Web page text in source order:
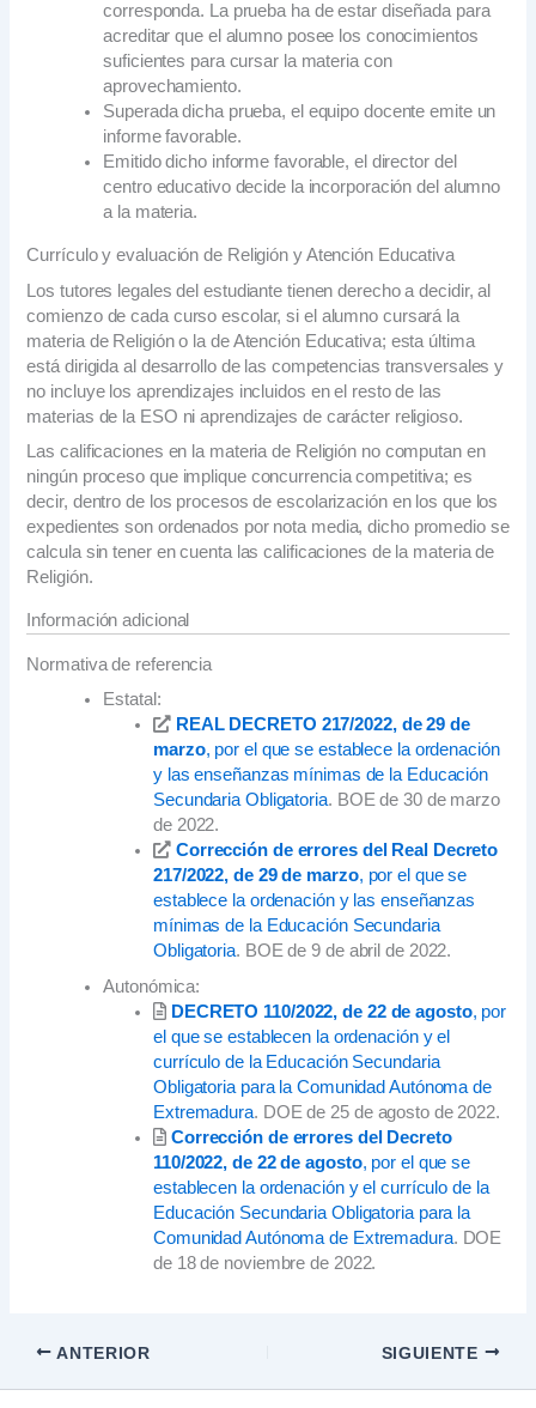
corresponda. La prueba ha de estar diseñada para
acreditar que el alumno posee los conocimientos
suficientes para cursar la materia con
aprovechamiento.
Superada dicha prueba, el equipo docente emite un
informe favorable.
Emitido dicho informe favorable, el director del
centro educativo decide la incorporación del alumno
a la materia.
Currículo y evaluación de Religión y Atención Educativa
Los tutores legales del estudiante tienen derecho a decidir, al
comienzo de cada curso escolar, si el alumno cursará la
materia de Religión o la de Atención Educativa; esta última
está dirigida al desarrollo de las competencias transversales y
no incluye los aprendizajes incluidos en el resto de las
materias de la ESO ni aprendizajes de carácter religioso.
Las calificaciones en la materia de Religión no computan en
ningún proceso que implique concurrencia competitiva; es
decir, dentro de los procesos de escolarización en los que los
expedientes son ordenados por nota media, dicho promedio se
calcula sin tener en cuenta las calificaciones de la materia de
Religión.
Información adicional
Normativa de referencia
Estatal:
REAL DECRETO 217/2022, de 29 de
marzo, por el que se establece la ordenación
y las enseñanzas mínimas de la Educación
Secundaria Obligatoria. BOE de 30 de marzo
de 2022.
Corrección de errores del Real Decreto
217/2022, de 29 de marzo, por el que se
establece la ordenación y las enseñanzas
mínimas de la Educación Secundaria
Obligatoria. BOE de 9 de abril de 2022.
Autonómica:
DECRETO 110/2022, de 22 de agosto, por
el que se establecen la ordenación y el
currículo de la Educación Secundaria
Obligatoria para la Comunidad Autónoma de
Extremadura. DOE de 25 de agosto de 2022.
Corrección de errores del Decreto
110/2022, de 22 de agosto, por el que se
establecen la ordenación y el currículo de la
Educación Secundaria Obligatoria para la
Comunidad Autónoma de Extremadura. DOE
de 18 de noviembre de 2022.
ANTERIOR SIGUIENTE